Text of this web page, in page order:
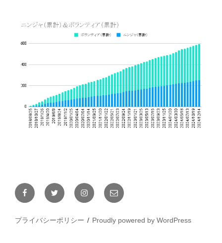
FacebookTwitter Instagramメ
ー
プライバシーポリシー Proudly powered by WordPress